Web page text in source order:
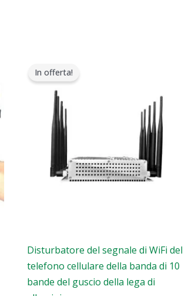
In offerta!
Disturbatore del segnale di WiFi del
telefono cellulare della banda di 10
bande del guscio della lega di
originale
$699.00.